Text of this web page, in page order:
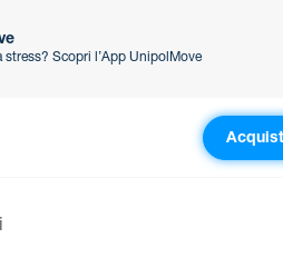
stress? Scopri l’App UnipolMove